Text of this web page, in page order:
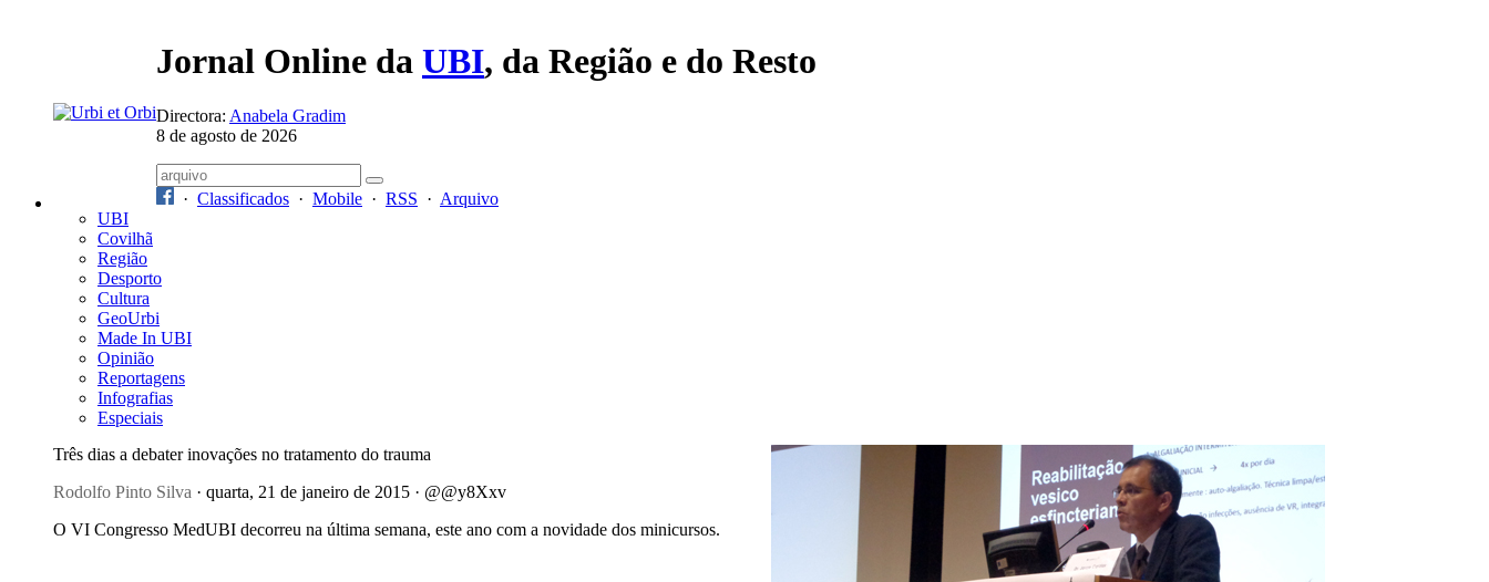
Jornal Online da UBI, da Região e do Resto
Directora: Anabela Gradim
8 de agosto de 2026
· Classificados · Mobile · RSS · Arquivo
UBI
Covilhã
Região
Desporto
Cultura
GeoUrbi
Made In UBI
Opinião
Reportagens
Infografias
Especiais
Três dias a debater inovações no tratamento do trauma
Rodolfo Pinto Silva · quarta, 21 de janeiro de 2015 · @@y8Xxv
O VI Congresso MedUBI decorreu na última semana, este ano com a novidade dos minicursos.